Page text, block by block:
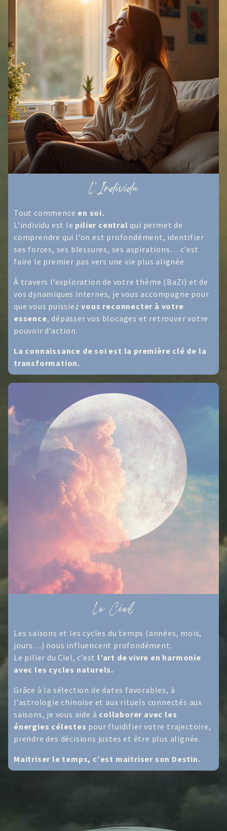
L'Individu
Tout commence en soi.
L’individu est le pilier central qui permet de
comprendre qui l’on est profondément, identifier
ses forces, ses blessures, ses aspirations… c’est
faire le premier pas vers une vie plus alignée.
À travers l’exploration de votre thème (BaZi) et de
vos dynamiques internes, je vous accompagne pour
que vous puissiezvous reconnecter à votre
essence, dépasser vos blocages et retrouver votre
pouvoir d’action.
La connaissance de soi est la première clé de la
transformation.
Le Ciel
Les saisons et les cycles du temps (années, mois,
jours…) nous influencent profondément.
Le pilier du Ciel, c’est l’art de vivre en harmonie
avec les cycles naturels.
Grâce à la sélection de dates favorables, à
l’astrologie chinoise et aux rituels connectés aux
saisons, je vous aide à collaborer avec les
énergies célestes pour fluidifier votre trajectoire,
prendre des décisions justes et être plus alignée.
Maitriser le temps, c’est maitriser son Destin.